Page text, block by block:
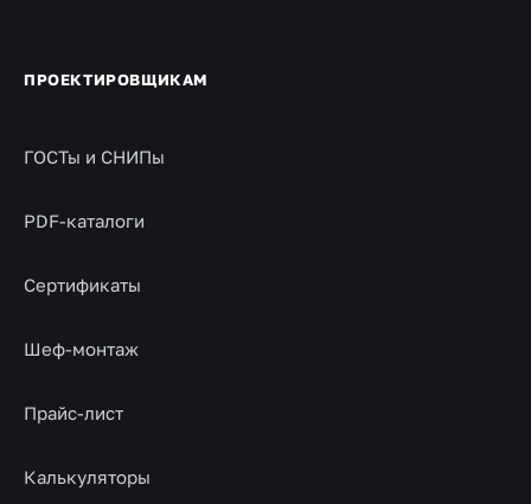
ПРОЕКТИРОВЩИКАМ
ГОСТы и СНИПы
PDF-каталоги
Сертификаты
Шеф-монтаж
Прайс-лист
Калькуляторы